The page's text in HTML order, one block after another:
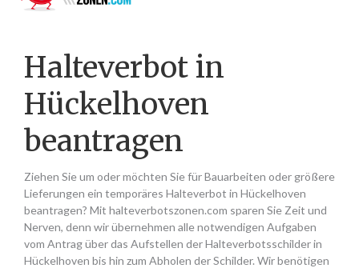
Halteverbot in
Hückelhoven
beantragen
Ziehen Sie um oder möchten Sie für Bauarbeiten oder größere
Lieferungen ein temporäres Halteverbot in Hückelhoven
beantragen? Mit halteverbotszonen.com sparen Sie Zeit und
Nerven, denn wir übernehmen alle notwendigen Aufgaben
vom Antrag über das Aufstellen der Halteverbotsschilder in
Hückelhoven bis hin zum Abholen der Schilder. Wir benötigen